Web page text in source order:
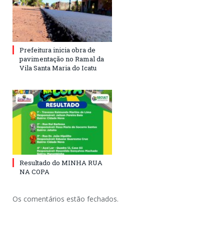
Prefeitura inicia obra de
pavimentação no Ramal da
Vila Santa Maria do Icatu
Resultado do MINHA RUA
NA COPA
Os comentários estão fechados.